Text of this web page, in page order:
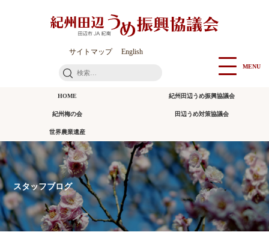
サイトマップ English
検
MENU
HOME 紀州田辺うめ振興協議会
紀州梅の会 田辺うめ対策協議会
世界農業遺産
スタッフブログ